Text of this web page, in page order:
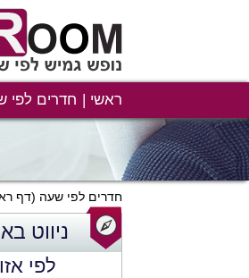
ראשי חדרים לפי
חדרים לפי שעה (דף
ניווט
לפי